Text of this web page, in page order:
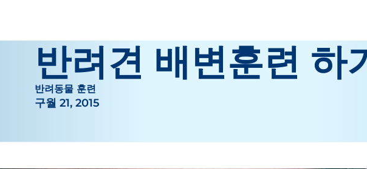
반려견 배변훈련 하
반려동물 훈련
구월 21, 2015